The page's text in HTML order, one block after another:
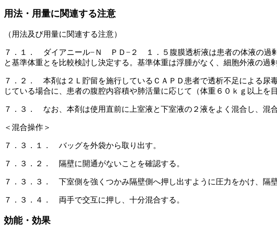
用法・用量に関連する注意
（用法及び用量に関連する注意）
７．１． ダイアニール−Ｎ ＰＤ−２ １．５腹膜透析液は患者の体液の過
と基準体重とを比較検討し決定する。基準体重は浮腫がなく、細胞外液の過
７．２． 本剤は２Ｌ貯留を施行しているＣＡＰＤ患者で透析不足による尿
じている場合に、患者の腹腔内容積や肺活量に応じて（体重６０ｋｇ以上を
７．３． なお、本剤は使用直前に上室液と下室液の２液をよく混合し、混
＜混合操作＞
７．３．１． バッグを外袋から取り出す。
７．３．２． 隔壁に開通がないことを確認する。
７．３．３． 下室側を強くつかみ隔壁側へ押し出すように圧力をかけ、隔壁
７．３．４． 両手で交互に押し、十分混合する。
効能・効果